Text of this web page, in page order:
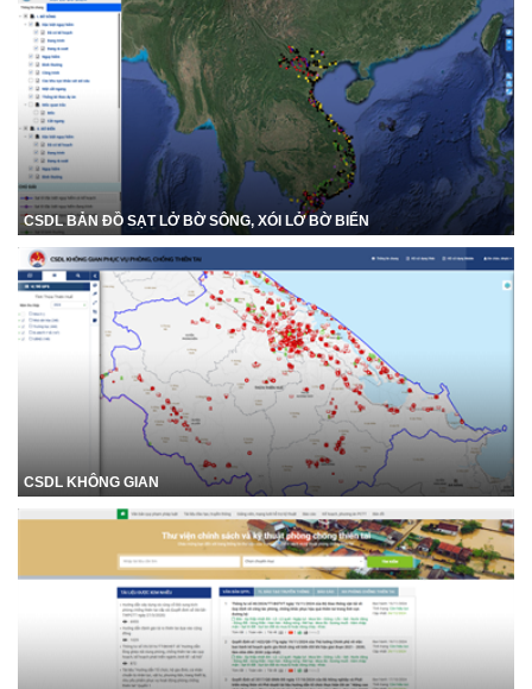
CSDL BẢN ĐỒ SẠT LỞ BỜ SÔNG, XÓI LỞ BỜ BIỂN
CSDL KHÔNG GIAN